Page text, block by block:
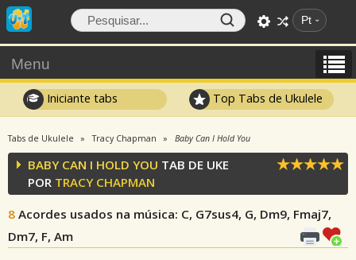
Pt
Menu
Iniciante tabs Top Tabs de Ukulele
Tabs de Ukulele Tracy Chapman Baby Can I Hold You
BABY CAN I HOLD YOU TAB DE UKE
POR TRACY CHAPMAN
8 Acordes usados na música: C, G7sus4, G, Dm9, Fmaj7,
Dm7, F, Am